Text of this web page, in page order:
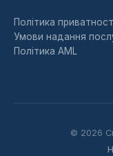
Політика
Умови надання
Політика AML
© 2026